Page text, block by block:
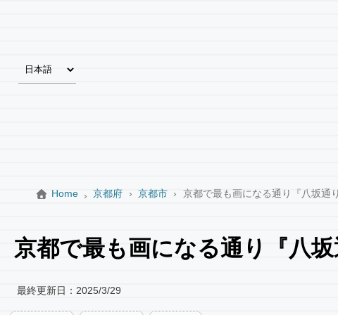
Home 京都府 京都市 京都で最も画になる通り『八坂通
京都で最も画になる通り『八
最終更新日： 2025/3/29